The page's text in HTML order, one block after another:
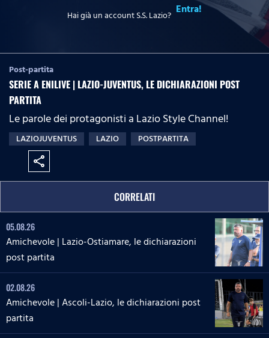
Hai già un account S.S. Lazio? Entra!
Post-partita
SERIE A ENILIVE | LAZIO-JUVENTUS, LE DICHIARAZIONI POST
PARTITA
Le parole dei protagonisti a Lazio Style Channel!
LAZIOJUVENTUS LAZIO POSTPARTITA
share
CORRELATI
05.08.26
Amichevole | Lazio-Ostiamare, le dichiarazioni
post partita
02.08.26
Amichevole | Ascoli-Lazio, le dichiarazioni post
partita